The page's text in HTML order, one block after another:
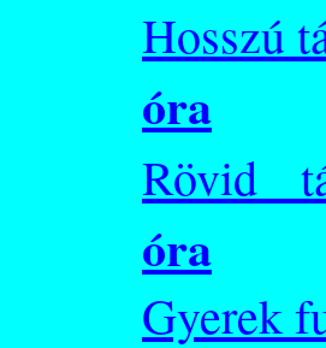
Hosszú
óra
Rövid
óra